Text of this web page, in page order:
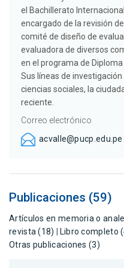
el Bachillerato
encargado de la revisión
comité de diseño de
evaluadora de diversos
en el programa de
Sus líneas de
ciencias sociales, la
reciente.
Correo electrónico
acvalle@pucp.edu.pe
Publicaciones (59)
Artículos en memoria o
revista (18)
Libro completo
Otras publicaciones (3)